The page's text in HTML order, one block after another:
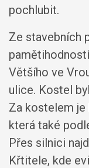
pochlubit.
Ze stavebních
Většího ve
ulice. Kostel
Za kostelem je
která také
Přes silnici
Křtitele, kde